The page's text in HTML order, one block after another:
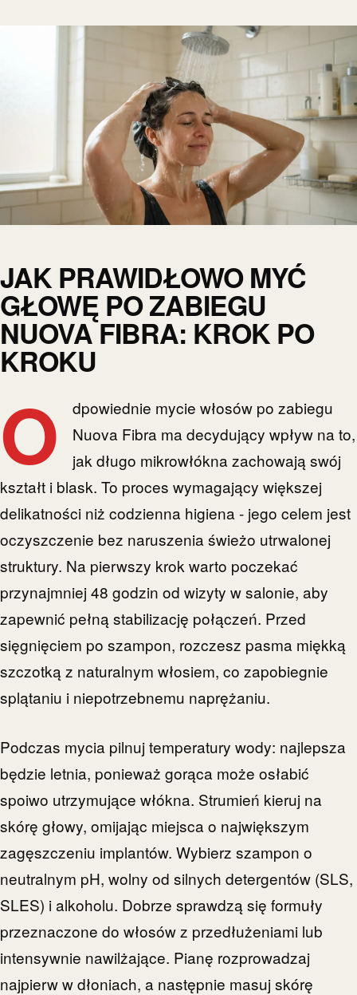
JAK PRAWIDŁOWO MYĆ
GŁOWĘ PO ZABIEGU
NUOVA FIBRA: KROK PO
KROKU
O
dpowiednie mycie włosów po zabiegu
Nuova Fibra ma decydujący wpływ na to,
jak długo mikrowłókna zachowają swój
kształt i blask. To proces wymagający większej
delikatności niż codzienna higiena - jego celem jest
oczyszczenie bez naruszenia świeżo utrwalonej
struktury. Na pierwszy krok warto poczekać
przynajmniej 48 godzin od wizyty w salonie, aby
zapewnić pełną stabilizację połączeń. Przed
sięgnięciem po szampon, rozczesz pasma miękką
szczotką z naturalnym włosiem, co zapobiegnie
splątaniu i niepotrzebnemu naprężaniu.
Podczas mycia pilnuj temperatury wody: najlepsza
będzie letnia, ponieważ gorąca może osłabić
spoiwo utrzymujące włókna. Strumień kieruj na
skórę głowy, omijając miejsca o największym
zagęszczeniu implantów. Wybierz szampon o
neutralnym pH, wolny od silnych detergentów (SLS,
SLES) i alkoholu. Dobrze sprawdzą się formuły
przeznaczone do włosów z przedłużeniami lub
intensywnie nawilżające. Pianę rozprowadzaj
najpierw w dłoniach, a następnie masuj skórę